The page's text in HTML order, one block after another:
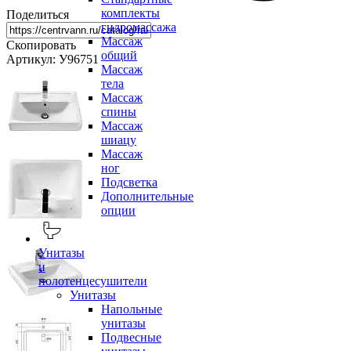
комплекты
гидромассажа
Массаж
общий
Массаж
тела
Массаж
спины
Массаж
шиацу
Массаж
ног
Подсветка
Дополнительные
опции
Унитазы
и
полотенцесушители
Унитазы
Напольные
унитазы
Подвесные
Поделиться
Скопировать
Артикул: У96751